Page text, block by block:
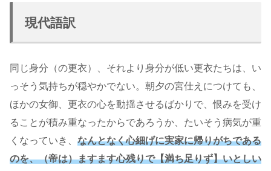
現代語訳
同じ身分（の更衣）、それより身分が低い更衣たちは、い
っそう気持ちが穏やかでない。朝夕の宮仕えにつけても、
ほかの女御、更衣の心を動揺させるばかりで、恨みを受け
ることが積み重なったからであろうか、たいそう病気が重
くなっていき、 なんとなく心細げに実家に帰りがちである
のを、（帝は）ますます心残りで【満ち足りず】いとしい